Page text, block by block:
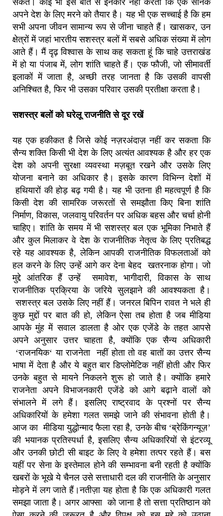
अपने देश के लिए मरने को तैयार है। यह भी एक सच्चाई है कि हम
सभी अपना जीवन सामान्य रूप से जीना चाहते हैं।खासकर, उन
क्षेत्रों में जहां भारतीय सशस्त्र बलों में सबसे अधिक संख्या में लोग
आते हैं। मैं दृढ़ विश्वास के साथ कह सकता हूं कि चाहे उत्तराखंड
में हो या पंजाब में,लोग शांति चाहते हैं। एक फौजी, जो सीमावर्ती
इलाकों में जाता है,अच्छी तरह जानता है कि उसकी वापसी
अनिश्चित है,फिर भी उसका परिवार उसकी प्रतीक्षा करता है।
सशस्त्र बलों को घरेलू राजनीति से दूर रखें
यह एक हकीकत है जिसे कोई नज़रअंदाज़ नहीं कर सकता कि
सैन्य शक्ति किसी भी देश के लिए अत्यंत आवश्यक है और हर एक
देश को अपनी सुरक्षा व्यवस्था मज़बूत रखने और उसके लिए
योजना बनाने का अधिकार है। इसके कारण विभिन्न देशों में
हथियारों की होड़ बढ़ गयी है। यह भी उतना ही महत्वपूर्ण है कि
किसी देश की सामरिक जरूरतों से समझौता किए बिना शांति
निर्माण,विकास,जलवायु परिवर्तन पर अधिक बहस और चर्चा होनी
चाहिए। शांति के समय में भी सशस्त्र बल एक भूमिका निभाते हैं
और कुल मिलाकर वे देश के राजनीतिक नेतृत्व के लिए प्रतिबद्ध
रहे यह आवश्यक है, लेकिन आपकी राजनीतिक विफलताओं को
हल करने के लिए उन्हें आगे कर देना बेहद खतरनाक होगा। जो
मुद्दे आंतरिक हैं उन्हें
समावेश,भागीदारी,विकास के साथ
राजनीतिक प्रक्रिया के जरिये सुलझाने की आवश्यकता है।
सशस्त्र बल उसके लिए नहीं हैं। जनरल बिपिन रावत ने भले ही
कुछ मुद्दों पर बात की हो,लेकिन ऐसा तब होता है जब मीडिया
आपके मुंह में सवाल डालता है ओर एक एजेंडे के तहत आपसे
अपने अनुसार उत्तर चाहता है, क्योंकि एक सैन्य अधिकारी
‘राजनयिक‘ या राजनेता
नहीं होता तो वह बातों का उत्तर सैन्य
भाषा में देता है और ये बहुत बार डिप्लोमेटिक नहीं होती और फिर
उनके बहुत से मायने निकलने शुरू हो जाते है। क्योंकि हमारे
राजनेता अपने विभाजनकारी एजेंडे को आगे बढ़ाने वालों को
संभालने में लगे हैं।
इसलिए राष्ट्रवाद के प्रश्नों पर सैन्य
अधिकारियों के हमेशा गलत समझे जाने की संभावना होती है।
आज का मीडिया युद्धोन्माद फैला रहा है, उनके बीच ‘ब्रेकिंगन्यूज़’
की भयानक प्रतिस्पर्धा है, इसलिए सैन्य अधिकारियों से इंटरव्यू
और उनकी छोटी सी बाइट के लिए वे हमेशा तत्पर रहते हैं। बस
यहीं पर सेना के इस्तेमाल होने की सम्भावना बनी रहती है क्योंकि
खबरों के भूखे ये चैनल उसे सत्ताधारी दल की राजनीति के अनुसार
मोड़ने में लग जाते हैं।नतीज़ा यह होता है कि एक अधिकारी गलत
समझा जाता है। अगर आफ्सा को जाना है तो सत्ता प्रतिष्ठान को